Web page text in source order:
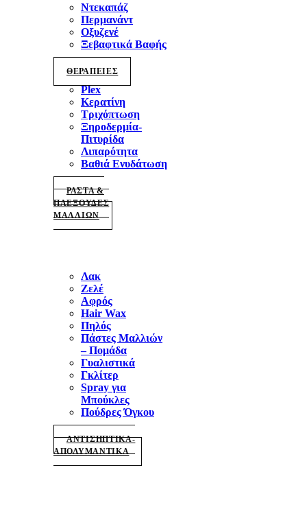
Ντεκαπάζ
Περμανάντ
Οξυζενέ
Ξεβαφτικά Βαφής
ΘΕΡΑΠΕΙΕΣ
Plex
Κερατίνη
Τριχόπτωση
Ξηροδερμία-
Πιτυρίδα
Λιπαρότητα
Βαθιά Ενυδάτωση
ΡΑΣΤΑ &
ΠΛΕΞΟΥΔΕΣ
ΜΑΛΛΙΩΝ
Λακ
Ζελέ
Αφρός
Hair Wax
Πηλός
Πάστες Μαλλιών
– Πομάδα
Γυαλιστικά
Γκλίτερ
Spray για
Μπούκλες
Πούδρες Όγκου
ΑΝΤΙΣΗΠΤΙΚΑ-
ΑΠΟΛΥΜΑΝΤΙΚΑ